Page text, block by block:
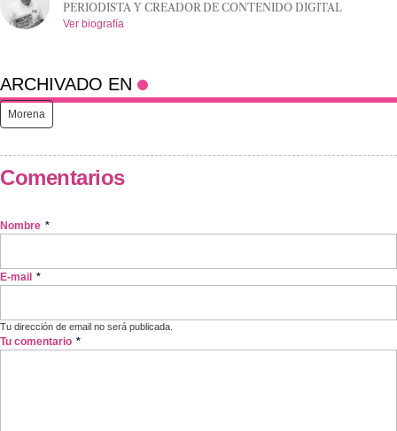
PERIODISTA Y CREADOR DE CONTENIDO DIGITAL
Ver biografía
ARCHIVADO EN
Morena
Comentarios
Nombre *
E-mail *
Tu dirección de email no será publicada.
Tu comentario *